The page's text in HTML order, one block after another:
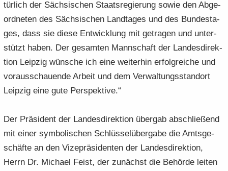
tür­lich der Säch­si­schen Staats­re­gie­rung sowie den Ab­ge­
ord­ne­ten des Säch­si­schen Land­ta­ges und des Bun­des­ta­
ges, dass sie diese Ent­wick­lung mit ge­tra­gen und un­ter­
stützt haben. Der ge­sam­ten Mann­schaft der Lan­des­di­rek­
ti­on Leip­zig wün­sche ich eine wei­ter­hin er­folg­rei­che und
vor­aus­schau­en­de Ar­beit und dem Ver­wal­tungs­stand­ort
Leip­zig eine gute Per­spek­ti­ve.“
Der Prä­si­dent der Lan­des­di­rek­ti­on über­gab ab­schlie­ßend
mit einer sym­bo­li­schen Schlüs­sel­über­ga­be die Amts­ge­
schäf­te an den Vi­ze­prä­si­den­ten der Lan­des­di­rek­ti­on,
Herrn Dr. Mi­cha­el Feist, der zu­nächst die Be­hör­de lei­ten